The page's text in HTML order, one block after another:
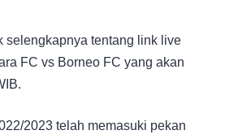
selengkapnya tentang link live
FC vs Borneo FC yang akan
2023 telah memasuki pekan